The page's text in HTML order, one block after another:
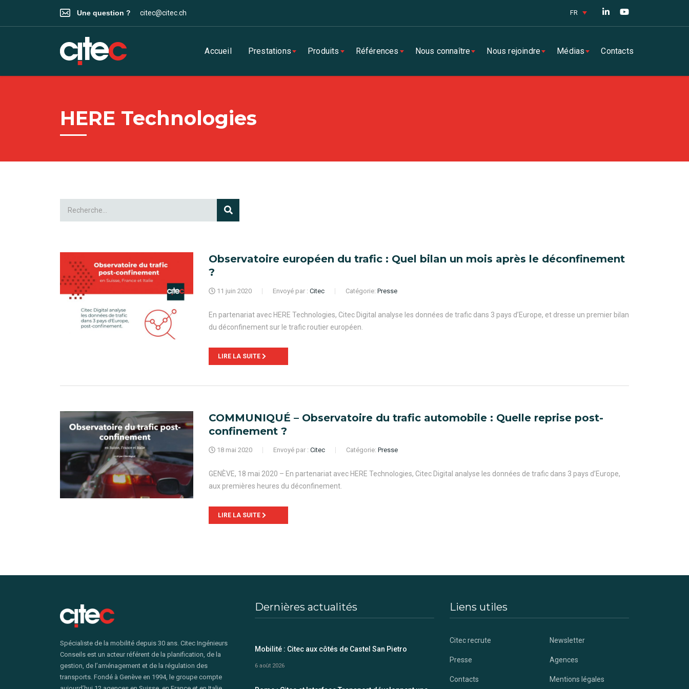
FR
Une question ? citec@citec.ch
Accueil Prestations Produits Références Nous connaître Nous rejoindre Médias Contacts
HERE Technologies
Observatoire européen du trafic : Quel bilan un mois après le déconfinement
?
11 juin 2020 Envoyé par : Citec Catégorie: Presse
En partenariat avec HERE Technologies, Citec Digital analyse les données de trafic dans 3 pays d’Europe, et dresse un premier bilan
du déconfinement sur le trafic routier européen.
LIRE LA SUITE
COMMUNIQUÉ – Observatoire du trafic automobile : Quelle reprise post-
confinement ?
18 mai 2020 Envoyé par : Citec Catégorie: Presse
GENÈVE, 18 mai 2020 – En partenariat avec HERE Technologies, Citec Digital analyse les données de trafic dans 3 pays d’Europe,
aux premières heures du déconfinement.
LIRE LA SUITE
Spécialiste de la mobilité depuis 30 ans. Citec Ingénieurs
Conseils est un acteur référent de la planification, de la
gestion, de l’aménagement et de la régulation des
transports. Fondé à Genève en 1994, le groupe compte
Dernières actualités
Mobilité : Citec aux côtés de Castel San Pietro
6 août 2026
Liens utiles
Citec recrute Newsletter
Presse Agences
Contacts Mentions légales